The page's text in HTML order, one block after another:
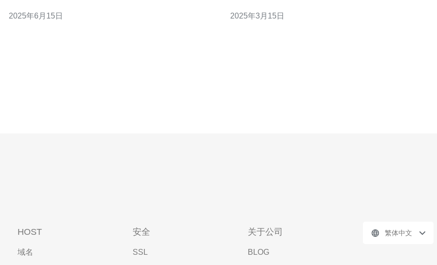
处东南亚，是连接亚洲、欧洲和大洋洲的重要枢纽，具有
2025年6月15日
包括带宽速度、响应时间和网络稳定性。可以通过以下途
2025年3月15日
HOST
域名
安全
SSL
关于公司
BLOG
繁体中文